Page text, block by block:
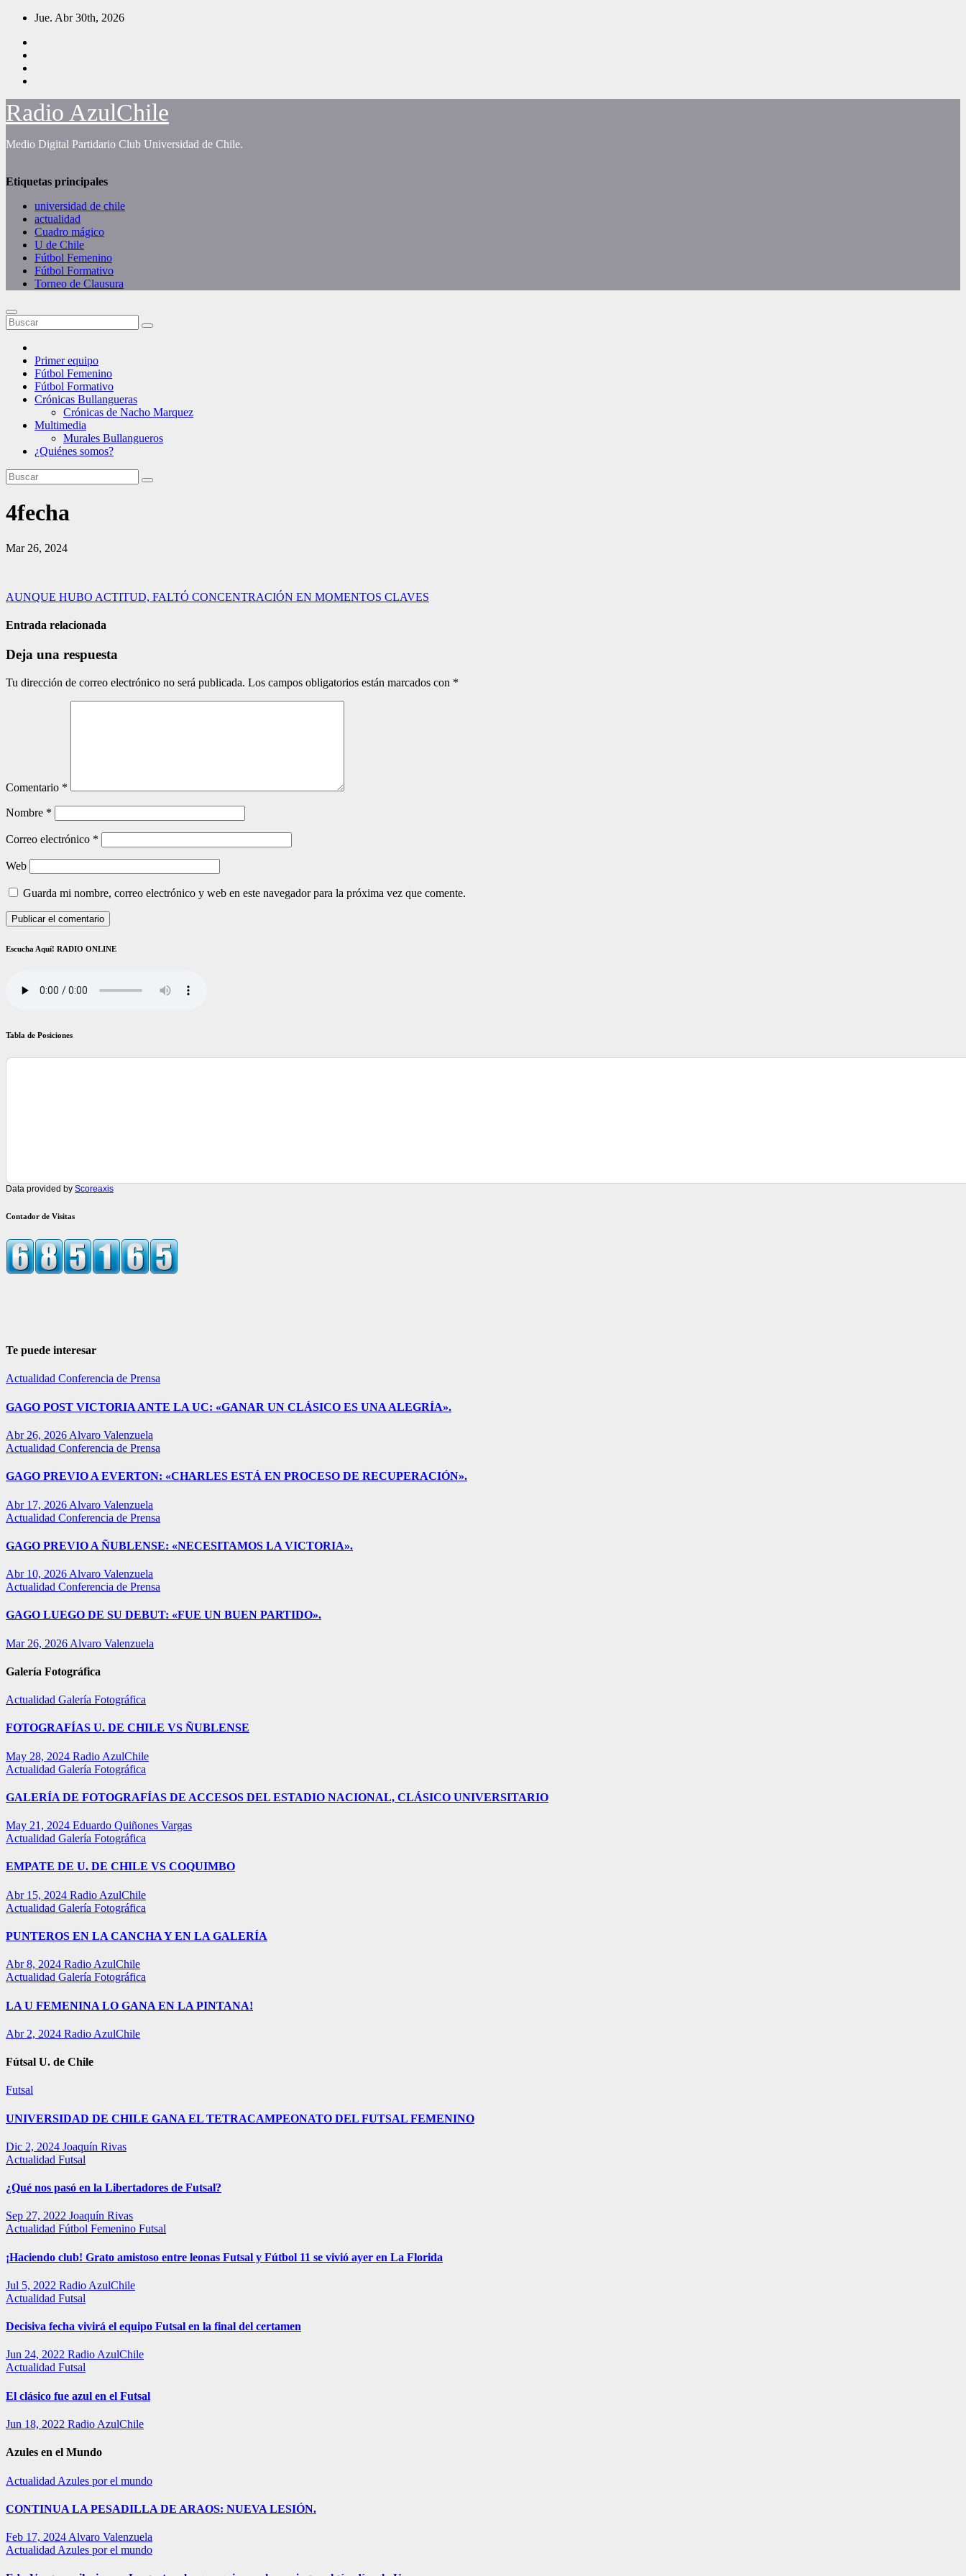
Saltar
contenido
Jue. Abr 30th, 2026
Radio AzulChile
Medio Digital Partidario Club Universidad de Chile.
Etiquetas principales
universidad de chile
actualidad
Cuadro mágico
U de Chile
Fútbol Femenino
Fútbol Formativo
Torneo de Clausura
Primer equipo
Fútbol Femenino
Fútbol Formativo
Crónicas Bullangueras
Crónicas de Nacho Marquez
Multimedia
Murales Bullangueros
¿Quiénes somos?
4fecha
Mar 26, 2024
Navegación
de
AUNQUE HUBO ACTITUD, FALTÓ CONCENTRACIÓN EN MOMENTOS CLAVES
Entrada relacionada
Deja una respuesta
Tu dirección de correo electrónico no será publicada. Los campos obligatorios están marcados con *
Comentario *
Nombre *
Correo electrónico *
Web
Guarda mi nombre, correo electrónico y web en este navegador para la próxima vez que comente.
Escucha Aquí! RADIO ONLINE
Tabla de Posiciones
Data provided by Scoreaxis
Contador de Visitas
Te puede interesar
Actualidad Conferencia de Prensa
GAGO POST VICTORIA ANTE LA UC: «GANAR UN CLÁSICO ES UNA ALEGRÍA».
Abr 26, 2026 Alvaro Valenzuela
Actualidad Conferencia de Prensa
GAGO PREVIO A EVERTON: «CHARLES ESTÁ EN PROCESO DE RECUPERACIÓN».
Abr 17, 2026 Alvaro Valenzuela
Actualidad Conferencia de Prensa
GAGO PREVIO A ÑUBLENSE: «NECESITAMOS LA VICTORIA».
Abr 10, 2026 Alvaro Valenzuela
Actualidad Conferencia de Prensa
GAGO LUEGO DE SU DEBUT: «FUE UN BUEN PARTIDO».
Mar 26, 2026 Alvaro Valenzuela
Galería Fotográfica
Actualidad Galería Fotográfica
FOTOGRAFÍAS U. DE CHILE VS ÑUBLENSE
May 28, 2024 Radio AzulChile
Actualidad Galería Fotográfica
GALERÍA DE FOTOGRAFÍAS DE ACCESOS DEL ESTADIO NACIONAL, CLÁSICO UNIVERSITARIO
May 21, 2024 Eduardo Quiñones Vargas
Actualidad Galería Fotográfica
EMPATE DE U. DE CHILE VS COQUIMBO
Abr 15, 2024 Radio AzulChile
Actualidad Galería Fotográfica
PUNTEROS EN LA CANCHA Y EN LA GALERÍA
Abr 8, 2024 Radio AzulChile
Actualidad Galería Fotográfica
LA U FEMENINA LO GANA EN LA PINTANA!
Abr 2, 2024 Radio AzulChile
Fútsal U. de Chile
Futsal
UNIVERSIDAD DE CHILE GANA EL TETRACAMPEONATO DEL FUTSAL FEMENINO
Dic 2, 2024 Joaquín Rivas
Actualidad Futsal
¿Qué nos pasó en la Libertadores de Futsal?
Sep 27, 2022 Joaquín Rivas
Actualidad Fútbol Femenino Futsal
¡Haciendo club! Grato amistoso entre leonas Futsal y Fútbol 11 se vivió ayer en La Florida
Jul 5, 2022 Radio AzulChile
Actualidad Futsal
Decisiva fecha vivirá el equipo Futsal en la final del certamen
Jun 24, 2022 Radio AzulChile
Actualidad Futsal
El clásico fue azul en el Futsal
Jun 18, 2022 Radio AzulChile
Azules en el Mundo
Actualidad Azules por el mundo
CONTINUA LA PESADILLA DE ARAOS: NUEVA LESIÓN.
Feb 17, 2024 Alvaro Valenzuela
Actualidad Azules por el mundo